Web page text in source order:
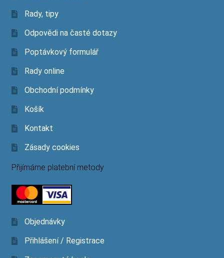
Rady, tipy
Odpovědi na časté dotazy
Poptávkový formulář
Rady online
Obchodní podmínky
Košík
Kontakt
Zásady cookies
Přijímáme platební metody
Objednávky
Přihlášení / Registrace